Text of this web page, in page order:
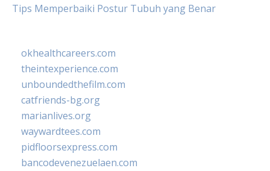
Tips Memperbaiki Postur Tubuh yang Benar
okhealthcareers.com
theintexperience.com
unboundedthefilm.com
catfriends-bg.org
marianlives.org
waywardtees.com
pidfloorsexpress.com
bancodevenezuelaen.com